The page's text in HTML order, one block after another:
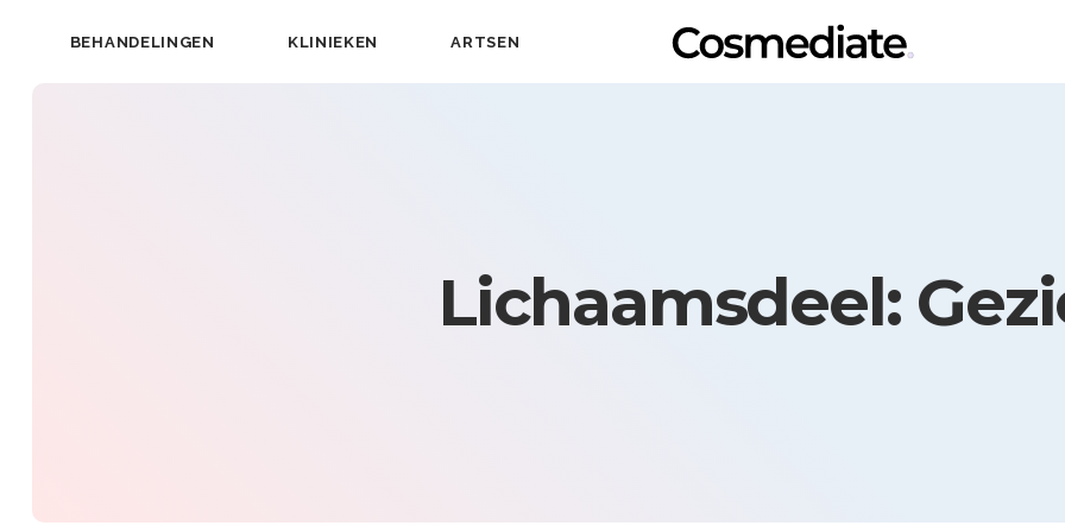
BEHANDELINGEN KLINIEKEN ARTSEN
Lichaamsdeel: